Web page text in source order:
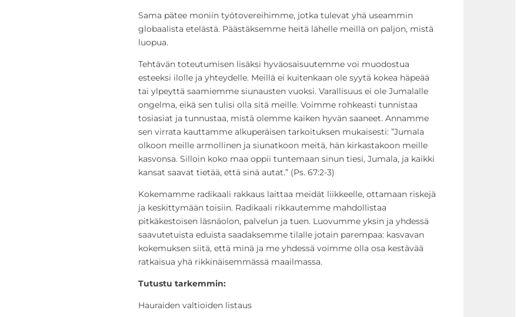
Sama pätee moniin työtovereihimme, jotka tulevat yhä useammin
globaalista etelästä. Päästäksemme heitä lähelle meillä on paljon, mistä
luopua.
Tehtävän toteutumisen lisäksi hyväosaisuutemme voi muodostua
esteeksi ilolle ja yhteydelle. Meillä ei kuitenkaan ole syytä kokea häpeää
tai ylpeyttä saamiemme siunausten vuoksi. Varallisuus ei ole Jumalalle
ongelma, eikä sen tulisi olla sitä meille. Voimme rohkeasti tunnistaa
tosiasiat ja tunnustaa, mistä olemme kaiken hyvän saaneet. Annamme
sen virrata kauttamme alkuperäisen tarkoituksen mukaisesti: ”Jumala
olkoon meille armollinen ja siunatkoon meitä, hän kirkastakoon meille
kasvonsa. Silloin koko maa oppii tuntemaan sinun tiesi, Jumala, ja kaikki
kansat saavat tietää, että sinä autat.” (Ps. 67:2-3)
Kokemamme radikaali rakkaus laittaa meidät liikkeelle, ottamaan riskejä
ja keskittymään toisiin. Radikaali rikkautemme mahdollistaa
pitkäkestoisen läsnäolon, palvelun ja tuen. Luovumme yksin ja yhdessä
saavutetuista eduista saadaksemme tilalle jotain parempaa: kasvavan
kokemuksen siitä, että minä ja me yhdessä voimme olla osa kestävää
ratkaisua yhä rikkinäisemmässä maailmassa.
Tutustu tarkemmin:
Hauraiden valtioiden listaus